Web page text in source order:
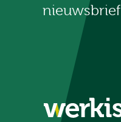
nieuwsbrief